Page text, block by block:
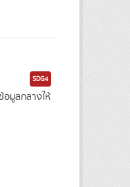
SDG4
อมูลกลางให้